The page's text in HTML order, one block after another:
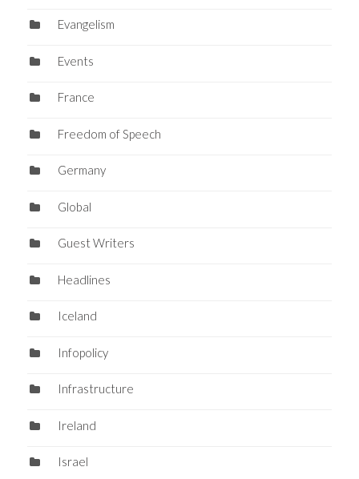
Evangelism
Events
France
Freedom of Speech
Germany
Global
Guest Writers
Headlines
Iceland
Infopolicy
Infrastructure
Ireland
Israel